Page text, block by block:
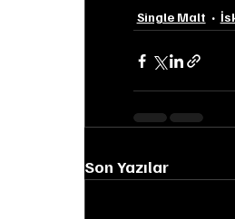
Single Malt
Son Yazılar